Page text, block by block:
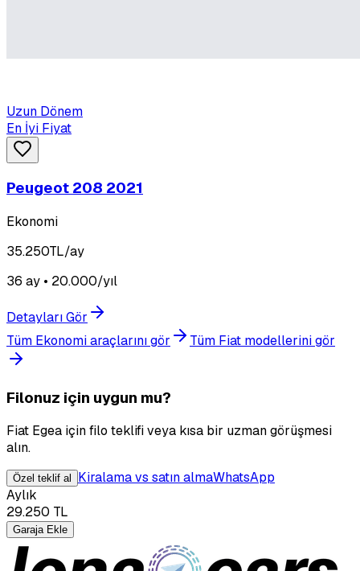
Uzun Dönem
En İyi Fiyat
Peugeot 208 2021
Ekonomi
35.250TL/ay
36 ay • 20.000/yıl
Detayları Gör
Tüm Ekonomi araçlarını gör
Tüm Fiat modellerini gör
Filonuz için uygun mu?
Fiat Egea için filo teklifi veya kısa bir uzman görüşmesi
alın.
Özel teklif al Kiralama vs satın almaWhatsApp
Aylık
29.250 TL
Garaja Ekle